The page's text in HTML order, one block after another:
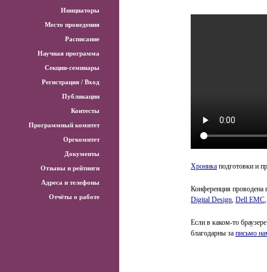
Хроника подготовки и
Конференция
Digital Design, Dell EMC
Если в каком-то
благодарны за письмо
Инициаторы
Место проведения
Расписание
Научная программа
Секции-семинары
Регистрация / Вход
Публикации
Контесты
Программный комитет
Оргкомитет
Документы
Отзывы и рейтинги
Адреса и телефоны
Отчёты о работе